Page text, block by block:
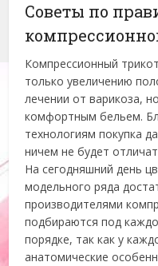
Советы по
Компрессионный
только увеличению
лечении от варикоза,
комфортным бельем.
технологиям покупка
ничем не будет
На сегодняшний день
модельного ряда
производителями
подбираются под
порядке, так как у
анатомические